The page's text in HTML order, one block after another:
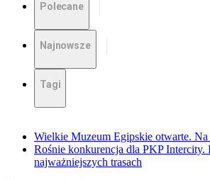
Polecane
Najnowsze
Tagi
Wielkie Muzeum Egipskie otwarte. Na
Rośnie konkurencja dla PKP Intercity.
najważniejszych trasach